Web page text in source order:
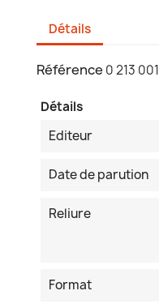
Détails
Référence 0 213 001
Détails
Editeur
Date de parution
Reliure
Format